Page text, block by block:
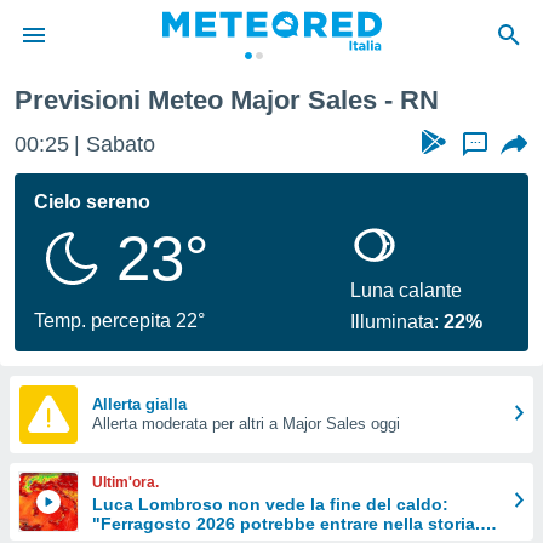
di
per
le
di
Web
le
Previsioni Meteo Major Sales - RN
00:25 Sabato ...
Cielo sereno
23°
Temp. percepita 22°
Luna calante
Illuminata:22%
Allerta gialla
Allerta moderata per altri a Major Sales oggi
Ultim'ora.
Luca Lombroso non vede la fine del caldo:
"Ferragosto 2026 potrebbe entrare nella storia.